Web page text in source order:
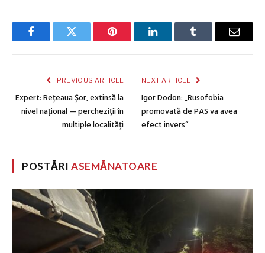
FacebookTwitter Pinterest LinkedInTumblr Email
PREVIOUS ARTICLE
Expert: Rețeaua Șor, extinsă la
nivel național — percheziții în
multiple localități
NEXT ARTICLE
Igor Dodon: „Rusofobia
promovată de PAS va avea
efect invers”
POSTĂRIASEMĂNATOARE